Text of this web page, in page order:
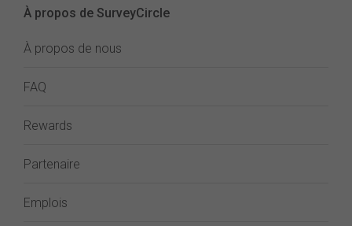
À propos de SurveyCircle
À propos de nous
FAQ
Rewards
Partenaire
Emplois